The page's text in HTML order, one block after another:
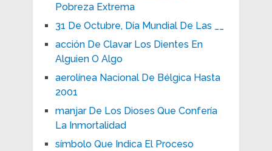
Pobreza Extrema
31 De Octubre, Día Mundial De Las __
acción De Clavar Los Dientes En
Alguien O Algo
aerolínea Nacional De Bélgica Hasta
2001
manjar De Los Dioses Que Confería
La Inmortalidad
símbolo Que Indica El Proceso